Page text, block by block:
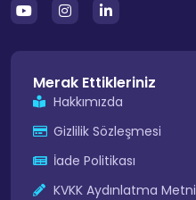
Merak Ettikleriniz
Hakkımızda
Gizlilik Sözleşmesi
İade Politikası
KVKK Aydınlatma Metni